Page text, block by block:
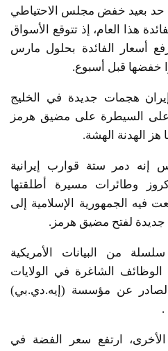
حد بعيد خفض مجلس الاحتياطي
هذا العام، إذ تتوقع الأسواق
نسبته 37% لرفع أسعار الفائدة بحلول مارس
هجمات جديدة في الخليج
على السيطرة على مضيق هرمز
هز الهدنة الهشة.
إنه دمر ستة قوارب إيرانية
وطائرات مسيرة أطلقتها
الجمهورية الإسلامية إلى
جديدة لفتح مضيق هرمز.
من البيانات الأمريكية
الوظائف الشاغرة في الولايات
الصادر عن مؤسسة (إيه.دي.بي)
.
الأخرى، ارتفع سعر الفضة في